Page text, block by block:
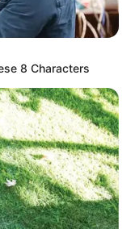
8 Characters